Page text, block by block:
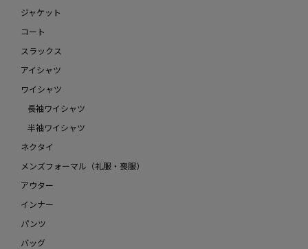
ジャケット
コート
スラックス
アイシャツ
ワイシャツ
長袖ワイシャツ
半袖ワイシャツ
ネクタイ
メンズフォーマル（礼服・喪服）
アウター
インナー
パンツ
バッグ